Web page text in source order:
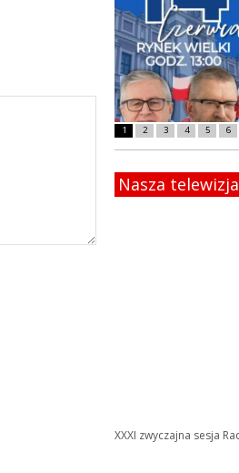
1 2 3 4 5 6
Nasza telewizja
XXXI zwyczajna sesja